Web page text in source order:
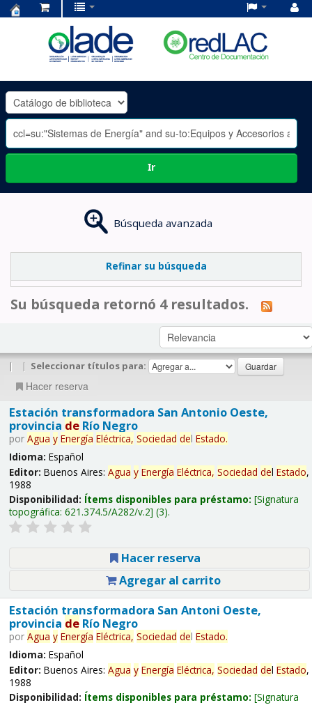
OLADE
-
Ir
Búsqueda avanzada
Refinar su búsqueda
Su búsqueda retornó 4 resultados.
| | Seleccionar títulos para:
Hacer reserva
Estación transformadora San Antonio Oeste,
provincia deRío Negro
por Agua y Energía Eléctrica, Sociedad del Estado.
Idioma: Español
Editor: Buenos Aires: Agua y Energía Eléctrica, Sociedad del Estado,
1988
Disponibilidad: Ítems disponibles para préstamo: Signatura
topográfica: 621.374.5/A282/v.2 (3).
Hacer reserva
Agregar al carrito
Estación transformadora San Antoni Oeste,
provincia deRío Negro
por Agua y Energía Eléctrica, Sociedad del Estado.
Idioma: Español
Editor: Buenos Aires: Agua y Energía Eléctrica, Sociedad del Estado,
1988
Disponibilidad: Ítems disponibles para préstamo: Signatura